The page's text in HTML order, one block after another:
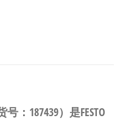
号：187439）是FESTO